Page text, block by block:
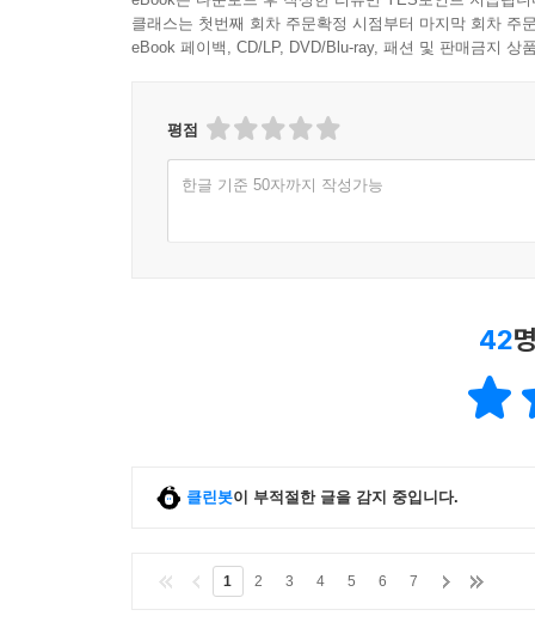
클래스는 첫번째 회차 주문확정 시점부터 마지막 회차 주
eBook 페이백, CD/LP, DVD/Blu-ray, 패션 및 판매금지 상
평점
한글 기준 50자까지 작성가능
42
클린봇이 부적절한 글을 감지 중입니다.
1 2 3 4 5 6 7